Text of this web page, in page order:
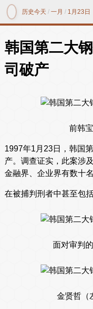
历史今天 /一月 / 1月23日
韩国第二大
司破产
前韩
1997年1月23日，韩国
产。调查证实，此案涉
金融界、企业界有数十
在被捕判刑者中甚至包
面对审判
金贤哲（